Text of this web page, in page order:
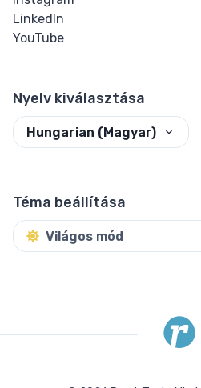
LinkedIn
YouTube
Nyelv kiválasztása
Hungarian (Magyar)
Téma beállítása
Világos mód